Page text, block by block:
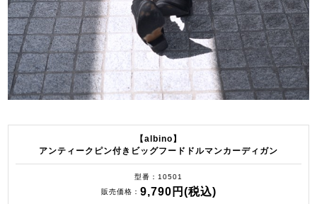
【albino】
アンティークピン付きビッグフードドルマンカーディガン
型番
10501
販売価格
9,790円(税込)